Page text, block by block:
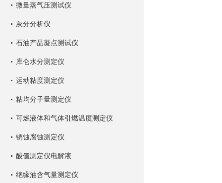
微量蒸气压测试仪
灰分分析仪
石油产品凝点测试仪
库仑水分测定仪
运动粘度测定仪
粘均分子量测定仪
可燃液体和气体引燃温度测定仪
锈蚀腐蚀测定仪
酸值测定仪电解液
绝缘油含气量测定仪